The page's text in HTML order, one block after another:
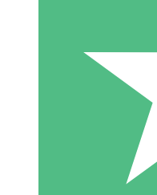
Betaal per gebruik met